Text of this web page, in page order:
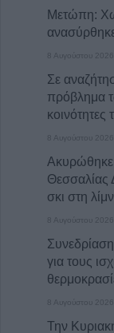
Μετώπη:
8 Αυγούστου
Σε
πρόβλημα
8 Αυγούστου
Ακυρώθηκε
Θεσσαλίας
σκι στη
8 Αυγούστου
για τους
8 Αυγούστου
Την